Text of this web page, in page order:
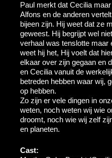
Paul merkt dat Cecilia
Alfons en de anderen
bijeen zijn. Hij weet dat ze
geweest. Hij begrijpt wel
verhaal was tenslotte maar
weet hij het, Hij voelt dat
elkaar over zijn gegaan en
en Cecilia vanuit de
betreden hebben waar wij,
op hebben.
Zo zijn er vele dingen in
weten, noch weten wij wie
droomt, noch wie wij zelf
en planeten.
Cast: